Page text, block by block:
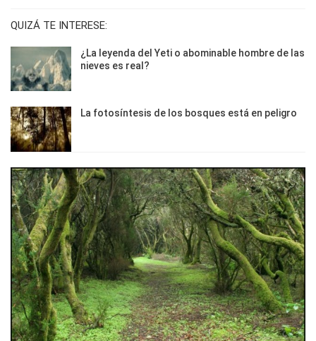
QUIZÁ TE INTERESE:
¿La leyenda del Yeti o abominable hombre de las
nieves es real?
La fotosíntesis de los bosques está en peligro